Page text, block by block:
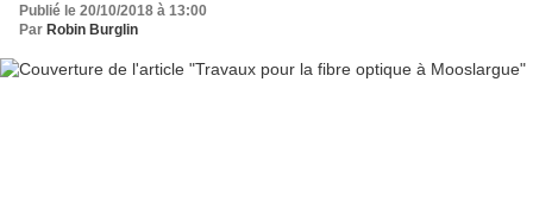
Publié le 20/10/2018 à 13:00
Par Robin Burglin